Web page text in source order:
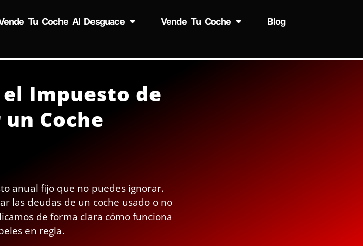
Tu Coche Al Desguace Vende Tu Coche
Blog
Impuesto de
Coche
anual fijo que no puedes ignorar.
las deudas de un coche usado o no
de forma clara cómo funciona
en regla.